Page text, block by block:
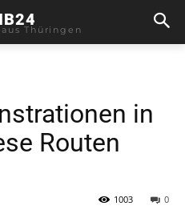
Thüringen
in
Routen
0
1003